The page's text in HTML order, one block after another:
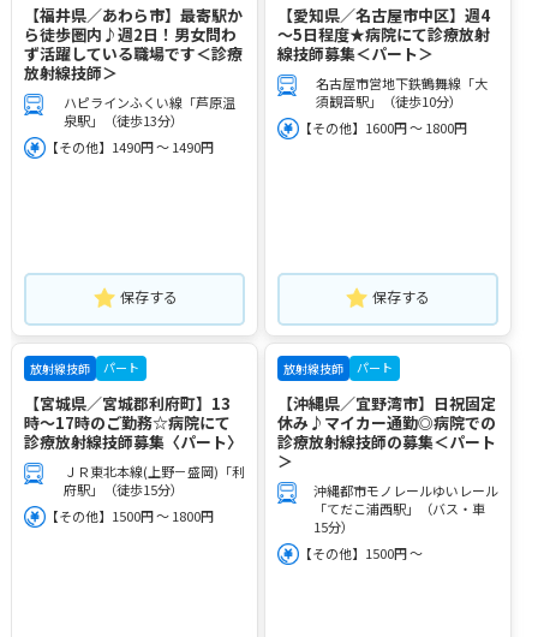
【福井県／あわら市】最寄駅か
ら徒歩圏内♪週2日！男女問わ
ず活躍している職場です＜診療
放射線技師＞
ハピラインふくい線「芦原温
泉駅」（徒歩13分）
【その他】1490円 ～ 1490円
保存する
【愛知県／名古屋市中区】週4
～5日程度★病院にて診療放射
線技師募集＜パート＞
名古屋市営地下鉄鶴舞線「大
須観音駅」（徒歩10分）
【その他】1600円 ～ 1800円
保存する
放射線技師 パート
【宮城県／宮城郡利府町】13
時～17時のご勤務☆病院にて
診療放射線技師募集〈パート〉
ＪＲ東北本線(上野－盛岡)「利
府駅」（徒歩15分）
【その他】1500円 ～ 1800円
放射線技師 パート
【沖縄県／宜野湾市】日祝固定
休み♪マイカー通勤◎病院での
診療放射線技師の募集＜パート
＞
沖縄都市モノレールゆいレール
「てだこ浦西駅」（バス・車
15分）
【その他】1500円 ～